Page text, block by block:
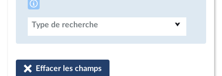
Type de recherche
Effacer les champs